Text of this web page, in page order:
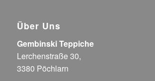
Über Uns
Gembinski Teppiche
Lerchenstraße 30,
3380 Pöchlarn